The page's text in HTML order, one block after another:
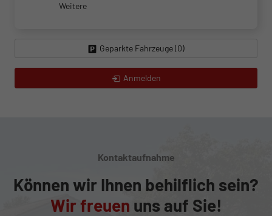
Weitere
Geparkte Fahrzeuge (0)
Anmelden
Kontaktaufnahme
Können wir Ihnen behilflich sein?
Wir freuen uns auf Sie!